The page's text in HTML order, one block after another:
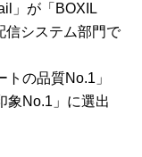
」が「BOXIL
信システム部門で
の品質No.1」
象No.1」に選出